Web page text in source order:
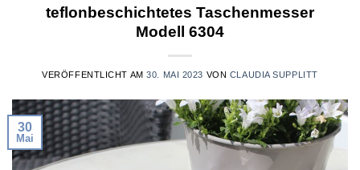
teflonbeschichtetes Taschenmesser
Modell 6304
VERÖFFENTLICHT AM30. MAI 2023 VON CLAUDIA SUPPLITT
30
Mai